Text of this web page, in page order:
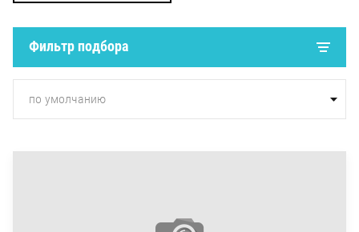
Фильтр подбора
по умолчанию